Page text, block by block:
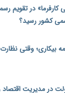
بلاگرهای
کارفرما» در تقویم
کشور رسید؟
بیکاری؛ وقتی
در مدیریت اقتصاد